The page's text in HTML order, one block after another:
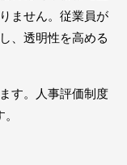
ません。従業員が
、透明性を高める
す。人事評価制度